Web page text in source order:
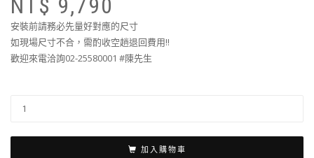
NT$ 9,790
安裝前請務必先量好對應的尺寸
如現場尺寸不合，需酌收空趟退回費用!!
歡迎來電洽詢02-25580001 #陳先生
加入購物車